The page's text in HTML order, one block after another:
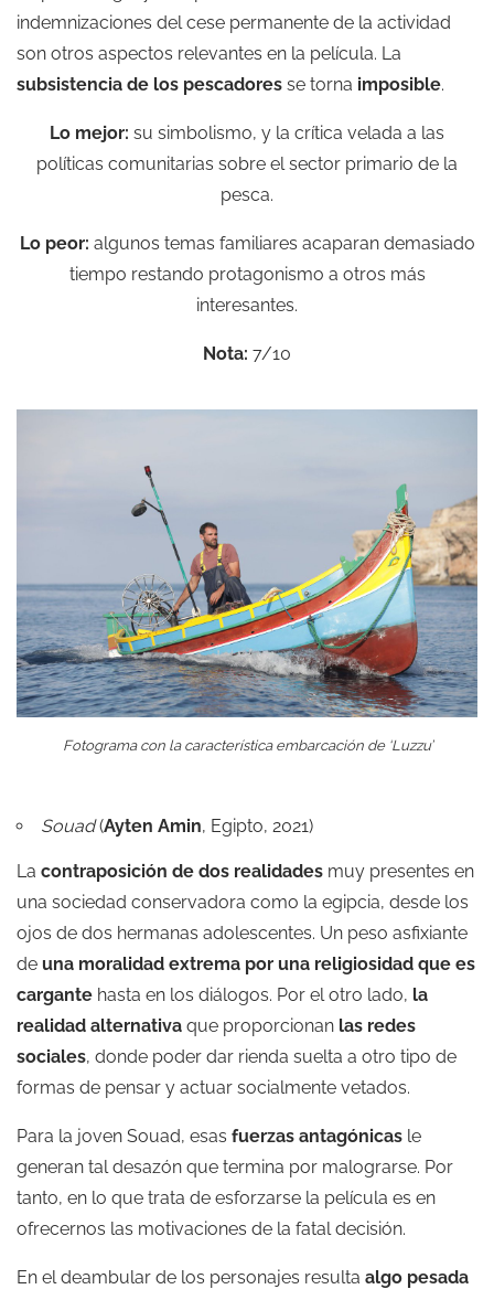
indemnizaciones del cese permanente de la actividad
son otros aspectos relevantes en la película. La
subsistencia de los pescadores se torna imposible.
Lo mejor: su simbolismo, y la crítica velada a las
políticas comunitarias sobre el sector primario de la
pesca.
Lo peor: algunos temas familiares acaparan demasiado
tiempo restando protagonismo a otros más
interesantes.
Nota: 7/10
Fotograma con la característica embarcación de ‘Luzzu’
Souad(Ayten Amin, Egipto, 2021)
La contraposición de dos realidades muy presentes en
una sociedad conservadora como la egipcia, desde los
ojos de dos hermanas adolescentes. Un peso asfixiante
de una moralidad extrema por una religiosidad que es
cargante hasta en los diálogos. Por el otro lado, la
realidad alternativa que proporcionan las redes
sociales, donde poder dar rienda suelta a otro tipo de
formas de pensar y actuar socialmente vetados.
Para la joven Souad, esas fuerzas antagónicas le
generan tal desazón que termina por malograrse. Por
tanto, en lo que trata de esforzarse la película es en
ofrecernos las motivaciones de la fatal decisión.
En el deambular de los personajes resulta algo pesada